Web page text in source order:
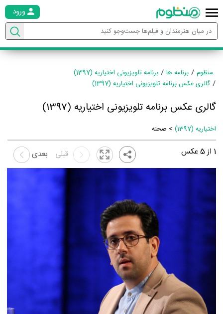
ورود
منظوم برنامه ها
برنامه تلویزیونی اختیاریه (1397)
گالری عکس برنامه تلویزیونی اختیاریه (1397)
گالری عکس برنامه تلویزیونی اختیاریه (1397)
اختیاریه (1397) > صحنه
1 از5عکس بعدی قبلی